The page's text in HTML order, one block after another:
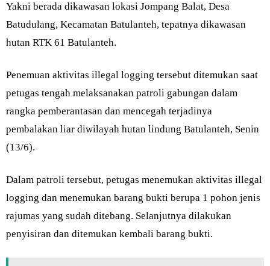
Yakni berada dikawasan lokasi Jompang Balat, Desa
Batudulang, Kecamatan Batulanteh, tepatnya dikawasan
hutan RTK 61 Batulanteh.
Penemuan aktivitas illegal logging tersebut ditemukan saat
petugas tengah melaksanakan patroli gabungan dalam
rangka pemberantasan dan mencegah terjadinya
pembalakan liar diwilayah hutan lindung Batulanteh, Senin
(13/6).
Dalam patroli tersebut, petugas menemukan aktivitas illegal
logging dan menemukan barang bukti berupa 1 pohon jenis
rajumas yang sudah ditebang. Selanjutnya dilakukan
penyisiran dan ditemukan kembali barang bukti.